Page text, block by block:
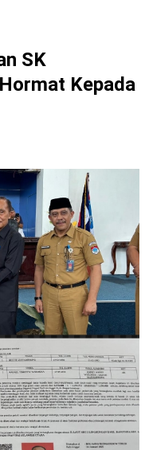
SK
Kepada